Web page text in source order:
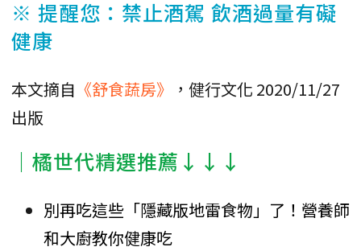
※ 提醒您：禁止酒駕 飲酒過量有礙
健康
本文摘自 《舒食蔬房》
，健行文化 2020/11/27
出版
｜橘世代精選推薦↓↓↓
別再吃這些「隱藏版地雷食物」了！營養師
和大廚教你健康吃